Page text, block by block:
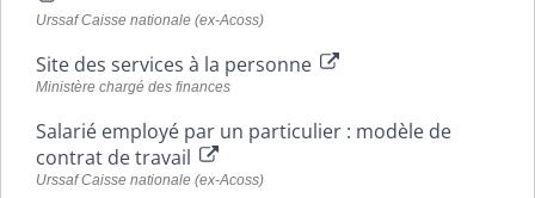
Urssaf Caisse nationale (ex-Acoss)
Site des services à la personne
Ministère chargé des finances
Salarié employé par un particulier : modèle de
contrat de travail
Urssaf Caisse nationale (ex-Acoss)